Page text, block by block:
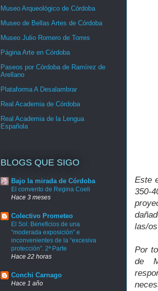
Este
350-
las/
Por
de
Museo Arqueológico de Córdoba
Museo de Bellas Artes de Córdoba
Museo Julio Romero de Torres
Página Arte en Córdoba
Paseos por Córdoba de Ramírez de
Arellano
Plataforma A Desalambrar
Real Academia de Córdoba
Real Academia de la Lengua
Española
BLOGS QUE SIGO
Bajo la mirada de Córdoba
El convento de Regina Coeli
Hace 3 meses
Colectivo Prometeo
El Sol: Beneficios de una
“moderada exposición” e
inconvenientes de la “excesiva
protección”. 2ª Parte
Hace 22 horas
Conchi Carnago
Hace 1 año